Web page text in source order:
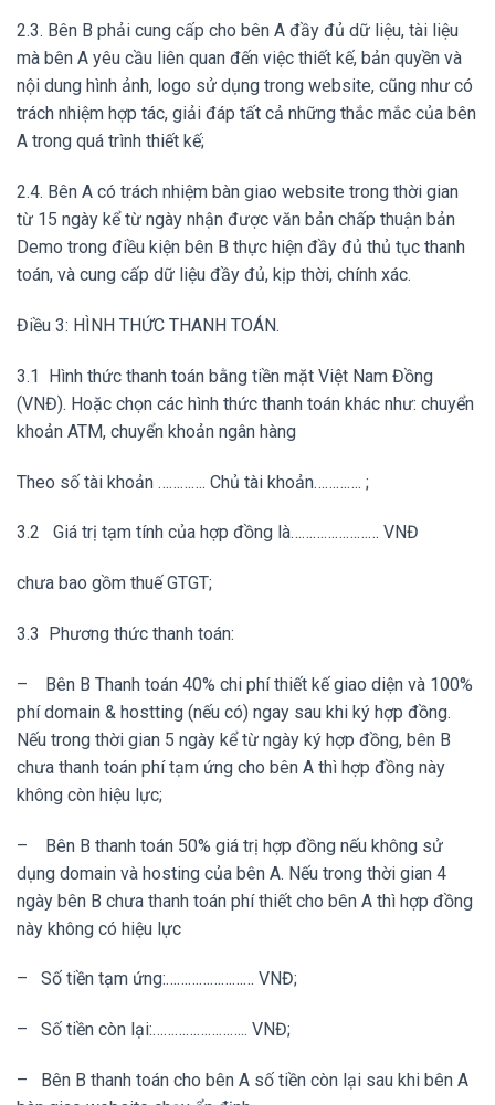
2.3. Bên B phải cung cấp cho bên A đầy đủ dữ liệu, tài liệu
mà bên A yêu cầu liên quan đến việc thiết kế, bản quyền và
nội dung hình ảnh, logo sử dụng trong website, cũng như có
trách nhiệm hợp tác, giải đáp tất cả những thắc mắc của bên
A trong quá trình thiết kế;
2.4. Bên A có trách nhiệm bàn giao website trong thời gian
từ 15 ngày kể từ ngày nhận được văn bản chấp thuận bản
Demo trong điều kiện bên B thực hiện đầy đủ thủ tục thanh
toán, và cung cấp dữ liệu đầy đủ, kịp thời, chính xác.
Điều 3: HÌNH THỨC THANH TOÁN.
3.1 Hình thức thanh toán bằng tiền mặt Việt Nam Đồng
(VNĐ). Hoặc chọn các hình thức thanh toán khác như: chuyển
khoản ATM, chuyển khoản ngân hàng
Theo số tài khoản …………. Chủ tài khoản…………. ;
3.2 Giá trị tạm tính của hợp đồng là…………………… VNĐ
chưa bao gồm thuế GTGT;
3.3 Phương thức thanh toán:
– Bên B Thanh toán 40% chi phí thiết kế giao diện và 100%
phí domain & hostting (nếu có) ngay sau khi ký hợp đồng.
Nếu trong thời gian 5 ngày kể từ ngày ký hợp đồng, bên B
chưa thanh toán phí tạm ứng cho bên A thì hợp đồng này
không còn hiệu lực;
– Bên B thanh toán 50% giá trị hợp đồng nếu không sử
dụng domain và hosting của bên A. Nếu trong thời gian 4
ngày bên B chưa thanh toán phí thiết cho bên A thì hợp đồng
này không có hiệu lực
– Số tiền tạm ứng:…………………… VNĐ;
– Số tiền còn lại:…………………….. VNĐ;
– Bên B thanh toán cho bên A số tiền còn lại sau khi bên A